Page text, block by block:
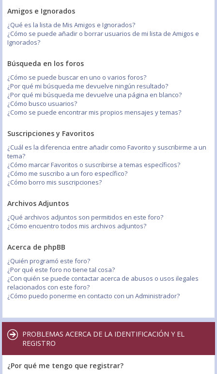
Amigos e Ignorados
¿Qué es la lista de Mis Amigos e Ignorados?
¿Cómo se puede añadir o borrar usuarios de mi lista de Amigos e
Ignorados?
Búsqueda en los foros
¿Cómo se puede buscar en uno o varios foros?
¿Por qué mi búsqueda me devuelve ningún resultado?
¿Por qué mi búsqueda me devuelve una página en blanco?
¿Cómo busco usuarios?
¿Como se puede encontrar mis propios mensajes y temas?
Suscripciones y Favoritos
¿Cuál es la diferencia entre añadir como Favorito y suscribirme a un
tema?
¿Cómo marcar Favoritos o suscribirse a temas específicos?
¿Cómo me suscribo a un foro específico?
¿Cómo borro mis suscripciones?
Archivos Adjuntos
¿Qué archivos adjuntos son permitidos en este foro?
¿Cómo encuentro todos mis archivos adjuntos?
Acerca de phpBB
¿Quién programó este foro?
¿Por qué este foro no tiene tal cosa?
¿Con quién se puede contactar acerca de abusos o usos ilegales
relacionados con este foro?
¿Cómo puedo ponerme en contacto con un Administrador?
PROBLEMAS ACERCA DE LA IDENTIFICACIÓN Y EL
REGISTRO
¿Por qué me tengo que registrar?